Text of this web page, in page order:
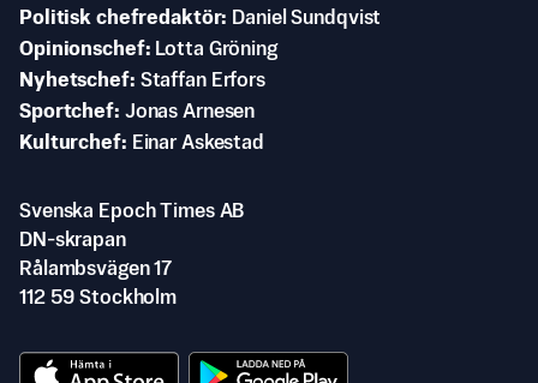
Politisk chefredaktör
Daniel Sundqvist
Opinionschef
Lotta Gröning
Nyhetschef Staffan Erfors
Sportchef Jonas Arnesen
Kulturchef
Einar Askestad
Svenska Epoch Times AB
DN-skrapan
Rålambsvägen 17
112 59 Stockholm